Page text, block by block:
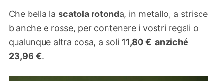
Che bella la scatola rotonda, in metallo, a strisce
bianche e rosse, per contenere i vostri regali o
qualunque altra cosa, a soli 11,80 € anziché
23,96 €.